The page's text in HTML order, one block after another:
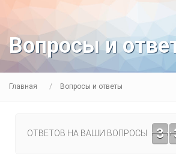
Вопросы и
Главная Вопросы и ответы
ОТВЕТОВ НА ВАШИ ВОПРОСЫ 3